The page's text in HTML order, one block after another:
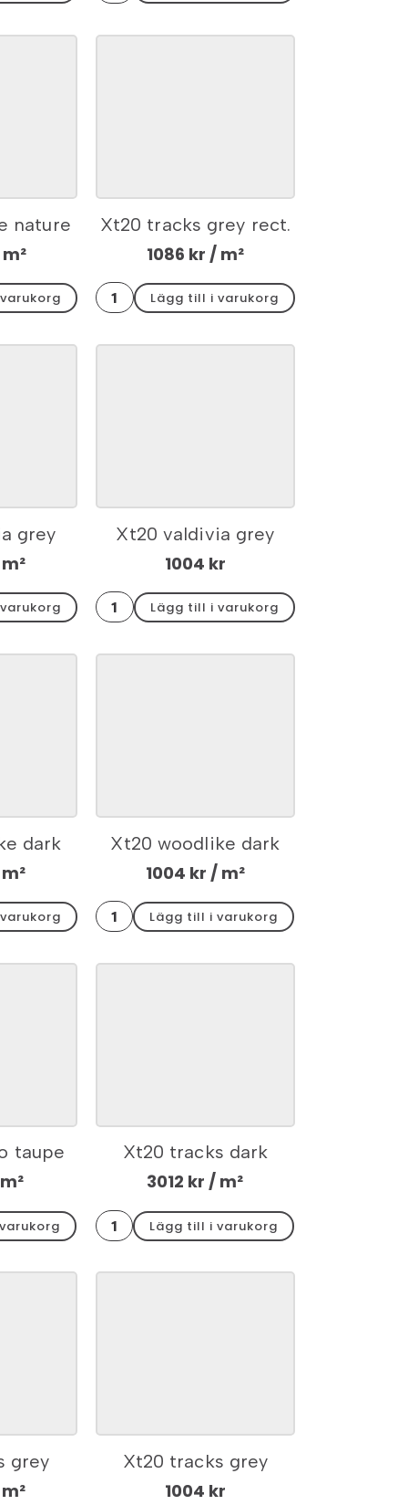
grey
60x60x2
nature
Xt20 tracks grey rect.
60x60x2
1086 kr / m²
Xt20
tracks
grey
60x60x2
Lägg till i varukorg
grey
Xt20 valdivia grey
kantplatta 30x60x2
1004 kr
Xt20
valdivia
grey
30x60x2
Lägg till i varukorg
dark
Xt20 woodlike dark
rect. 60x60x2
1004 kr / m²
Xt20
woodlike
dark
60x60x2
Lägg till i varukorg
taupe
Xt20 tracks dark
hörnkit 30x60x2
3012 kr / m²
Xt20
tracks
dark
30x60x2
Lägg till i varukorg
grey
Xt20 tracks grey
kantplatta 30x60x2
1004 kr